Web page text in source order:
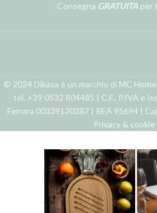
Consegna GRATUITA per
© 2024 Dikasa è un marchio di MC
tel. +39 0532 804485 | C.F., P.IVA e
Ferrara 00339130387 | REA 95694 |
Privacy &